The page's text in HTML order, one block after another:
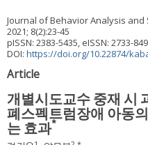
Journal of Behavior Analysis and
2021; 8(2):23-45
pISSN: 2383-5435, eISSN: 2733-
DOI: https://doi.org/10.22874/
Article
개별시도교수 중재 시
폐스펙트럼장애 아동
는 효과*